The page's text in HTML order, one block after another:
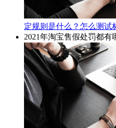
定规则是什么？怎么测试
2021年淘宝售假处罚都有